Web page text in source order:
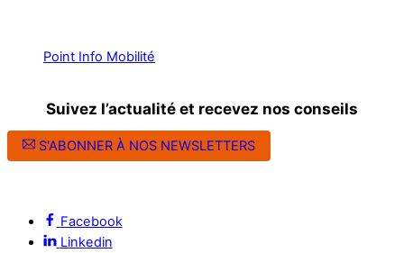
Point Info Mobilité
Suivez l’actualité et recevez nos conseils
S'ABONNER À NOS NEWSLETTERS
Facebook
Linkedin